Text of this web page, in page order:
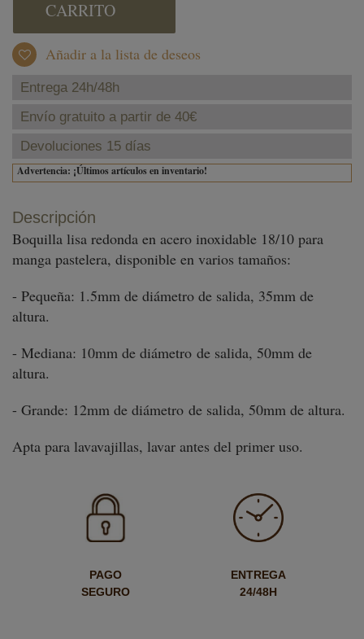
CARRITO
Añadir a la lista de deseos
Entrega 24h/48h
Envío gratuito a partir de 40€
Devoluciones 15 días
Advertencia: ¡Últimos artículos en inventario!
Descripción
Boquilla lisa redonda en acero inoxidable 18/10 para
manga pastelera, disponible en varios tamaños:
- Pequeña: 1.5mm de diámetro de salida, 35mm de
altura.
- Mediana: 10mm de diámetro de salida, 50mm de
altura.
- Grande: 12mm de diámetro de salida, 50mm de altura.
Apta para lavavajillas, lavar antes del primer uso.
PAGO
SEGURO
ENTREGA
24/48H